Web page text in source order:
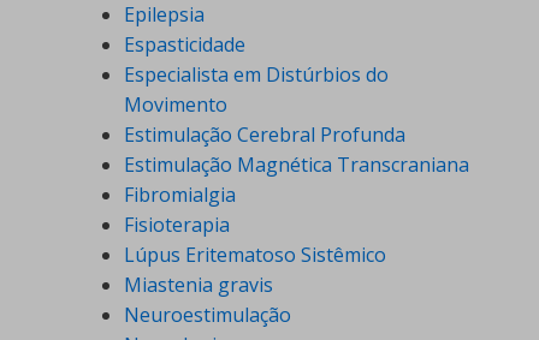
Epilepsia
Espasticidade
Especialista em Distúrbios do
Movimento
Estimulação Cerebral Profunda
Estimulação Magnética Transcraniana
Fibromialgia
Fisioterapia
Lúpus Eritematoso Sistêmico
Miastenia gravis
Neuroestimulação